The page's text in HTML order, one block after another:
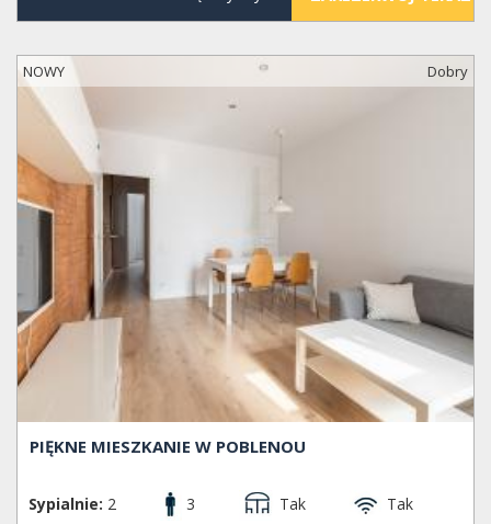
NOWY Dobry
PIĘKNE MIESZKANIE W POBLENOU
Sypialnie: 2 3 Tak
Tak